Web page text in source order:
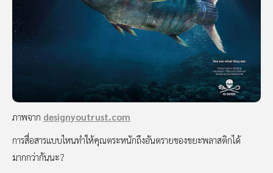
ภาพจาก designyoutrust.com
การสื่อสารแบบไหนทำให้คุณตระหนักถึงอันตรายของขยะพลาสติกได้
มากกว่ากันนะ?